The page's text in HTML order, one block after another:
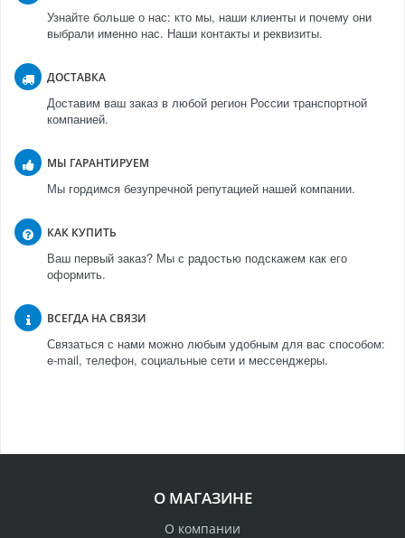
Узнайте больше о нас: кто мы, наши клиенты и почему они
выбрали именно нас. Наши контакты и реквизиты.
ДОСТАВКА
Доставим ваш заказ в любой регион России транспортной
компанией.
МЫ ГАРАНТИРУЕМ
Мы гордимся безупречной репутацией нашей компании.
КАК КУПИТЬ
Ваш первый заказ? Мы с радостью подскажем как его
оформить.
ВСЕГДА НА СВЯЗИ
Связаться с нами можно любым удобным для вас способом:
e-mail, телефон, социальные сети и мессенджеры.
О МАГАЗИНЕ
О компании